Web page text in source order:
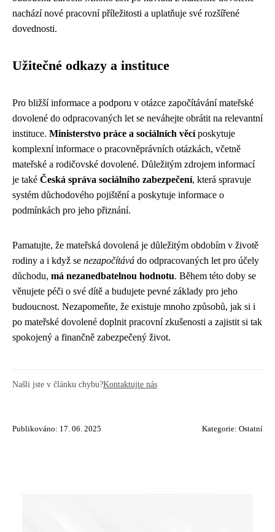
nachází nové pracovní příležitosti a uplatňuje své rozšířené
dovednosti.
Užitečné odkazy a instituce
Pro bližší informace a podporu v otázce započítávání mateřské
dovolené do odpracovaných let se neváhejte obrátit na relevantní
instituce. Ministerstvo práce a sociálních věcíposkytuje
komplexní informace o pracovněprávních otázkách, včetně
mateřské a rodičovské dovolené. Důležitým zdrojem informací
je také Česká správa sociálního zabezpečení, která spravuje
systém důchodového pojištění a poskytuje informace o
podmínkách pro jeho přiznání.
Pamatujte, že mateřská dovolená je důležitým obdobím v životě
rodiny a i když se nezapočítává do odpracovaných let pro účely
důchodu, má nezanedbatelnou hodnotu. Během této doby se
věnujete péči o své dítě a budujete pevné základy pro jeho
budoucnost. Nezapomeňte, že existuje mnoho způsobů, jak si i
po mateřské dovolené doplnit pracovní zkušenosti a zajistit si tak
spokojený a finančně zabezpečený život.
Našli jste v článku chybu?Kontaktujte nás
Publikováno: 17. 06. 2025 Kategorie: Ostatní